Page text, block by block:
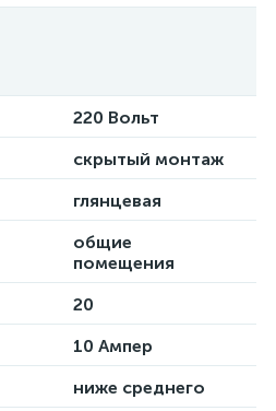
220 Вольт
скрытый монтаж
глянцевая
общие
помещения
20
10 Ампер
ниже среднего